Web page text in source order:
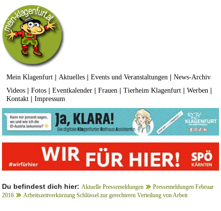
Mein Klagenfurt | Aktuelles |Events und Veranstaltungen |News-Archiv
Videos |Fotos |Eventkalender |Frauen |Tierheim Klagenfurt |Werben |
Kontakt |Impressum
Du befindest dich hier: Aktuelle Pressemeldungen
Pressemeldungen Februar
2016
Arbeitszeitverkürzung Schlüssel zur gerechteren Verteilung von Arbeit